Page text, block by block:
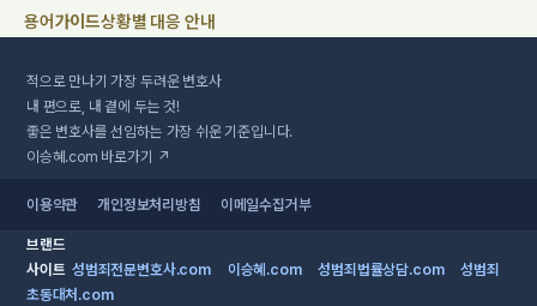
용어가이드상황별 대응 안내
적으로 만나기가장 두려운변호사
내 편으로, 내 곁에 두는 것!
좋은 변호사를 선임하는 가장 쉬운 기준입니다.
이승혜.com 바로가기 ↗
이용약관 개인정보처리방침 이메일수집거부
브랜드
사이트 성범죄전문변호사.com 이승혜.com 성범죄법률상담.com
성범죄
초동대처.com